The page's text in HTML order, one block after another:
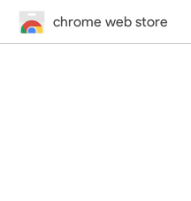
chrome web store